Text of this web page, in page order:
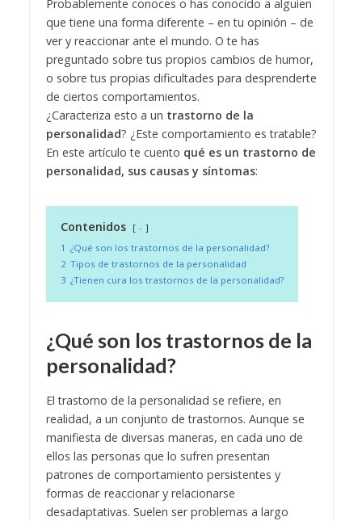
Probablemente conoces o has conocido a alguien
que tiene una forma diferente – en tu opinión – de
ver y reaccionar ante el mundo. O te has
preguntado sobre tus propios cambios de humor,
o sobre tus propias dificultades para desprenderte
de ciertos comportamientos.
¿Caracteriza esto a un trastorno de la
personalidad? ¿Este comportamiento es tratable?
En este artículo te cuento qué es un trastorno de
personalidad, sus causas y síntomas:
Contenidos
-
1 ¿Qué son los trastornos de la personalidad?
2 Tipos de trastornos de la personalidad
3 ¿Tienen cura los trastornos de la personalidad?
¿Qué son los trastornos de la
personalidad?
El trastorno de la personalidad se refiere, en
realidad, a un conjunto de trastornos. Aunque se
manifiesta de diversas maneras, en cada uno de
ellos las personas que lo sufren presentan
patrones de comportamiento persistentes y
formas de reaccionar y relacionarse
desadaptativas. Suelen ser problemas a largo